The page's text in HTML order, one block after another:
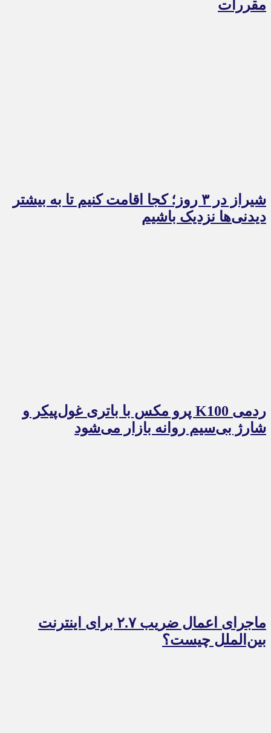
مقررات
شیراز در ۳ روز؛ کجا اقامت کنیم تا به بیشتر
دیدنی‌ها نزدیک باشیم
ردمی K100 پرو مکس با باتری غول‌پیکر و
شارژ بی‌سیم روانه بازار می‌شود
ماجرای اعمال ضریب ۲.۷ برای اینترنت
بین‌الملل چیست؟